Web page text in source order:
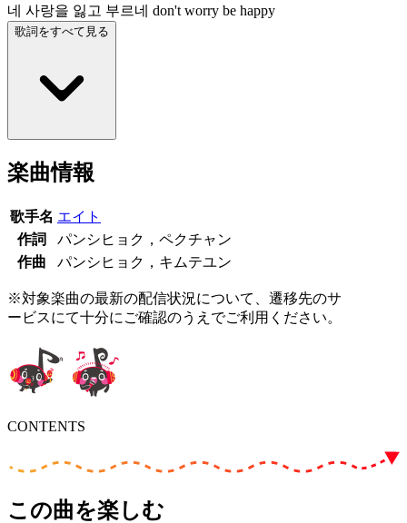
네 사랑을 잃고 부르네 don't worry be happy
歌詞をすべて見る
楽曲情報
歌手名 エイト
作詞
パンシヒョク，ペクチャン
作曲
パンシヒョク，キムテユン
※対象楽曲の最新の配信状況について、遷移先のサ
ービスにて十分にご確認のうえでご利用ください。
CONTENTS
この曲を楽しむ